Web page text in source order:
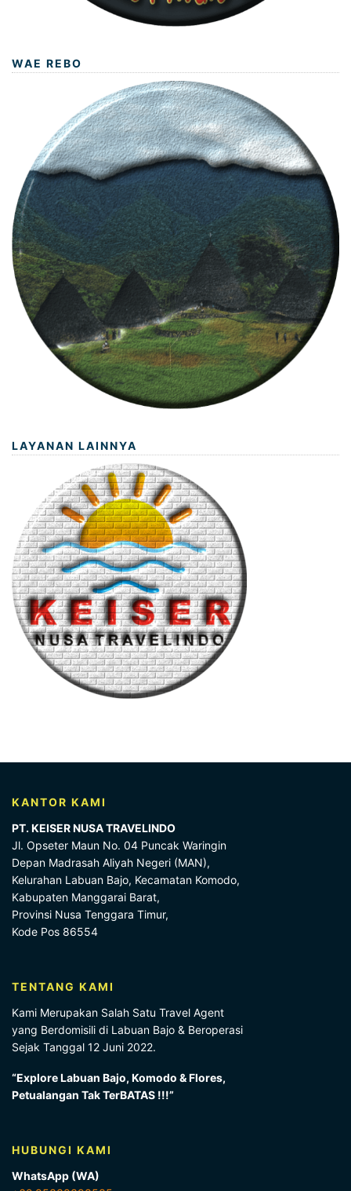
WAE REBO
LAYANAN LAINNYA
KANTOR KAMI
PT. KEISER NUSA TRAVELINDO
Jl. Opseter Maun No. 04 Puncak Waringin
Depan Madrasah Aliyah Negeri (MAN),
Kelurahan Labuan Bajo, Kecamatan Komodo,
Kabupaten Manggarai Barat,
Provinsi Nusa Tenggara Timur,
Kode Pos 86554
TENTANG KAMI
Kami Merupakan Salah Satu Travel Agent
yang Berdomisili di Labuan Bajo & Beroperasi
Sejak Tanggal 12 Juni 2022.
“Explore Labuan Bajo, Komodo & Flores,
Petualangan Tak TerBATAS !!!”
HUBUNGI KAMI
WhatsApp (WA)